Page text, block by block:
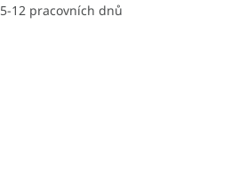
5-12 pracovních dnů